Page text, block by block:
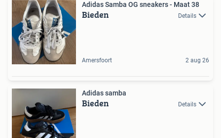
Adidas Samba OG sneakers - Maat 38
Bieden Details
Amersfoort 2 aug 26
Adidas samba
Bieden Details